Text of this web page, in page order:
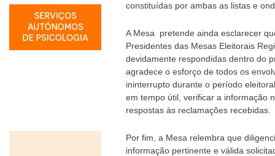
constituídas por ambas as listas e
A Mesa pretende ainda esclarecer
Presidentes das Mesas Eleitorais
devidamente respondidas dentro do
agradece o esforço de todos os
ininterrupto durante o período
em tempo útil, verificar a informação
respostas às reclamações recebidas.
Por fim, a Mesa relembra que
informação pertinente e válida